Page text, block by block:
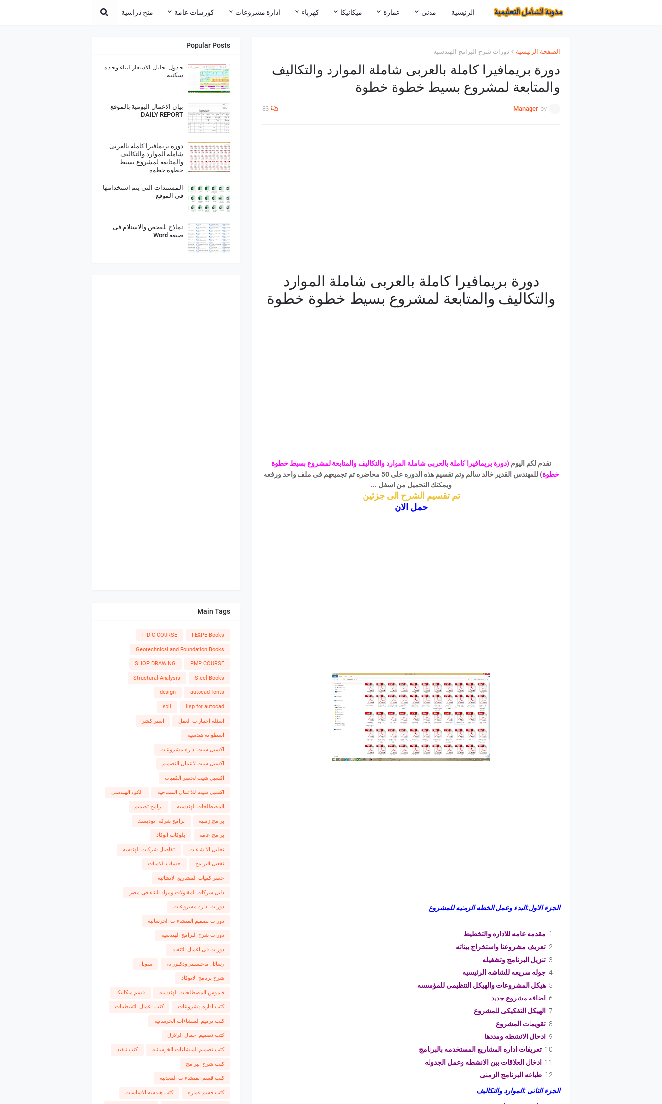
الرئيسية مدني عمارة ميكانيكا كهرباء ادارة مشروعات كورسات عامة منح دراسية
الصفحة الرئيسية دورات شرح البرامج الهندسيه
دورة بريمافيرا كاملة بالعربى شاملة الموارد والتكاليف
والمتابعة لمشروع بسيط خطوة خطوة
by
Manager
83
دورة بريمافيرا كاملة بالعربى شاملة الموارد
والتكاليف والمتابعة لمشروع بسيط خطوة خطوة
نقدم لكم اليوم(دورة بريمافيرا كاملة بالعربى شاملة الموارد والتكاليف والمتابعة لمشروع بسيط خطوة
خطوة
) للمهندس القدير خالد سالم وتم تقسيم هذه الدوره على 50 محاضره تم تجميعهم فى ملف واحد ورفعه
ويمكنك التحميل من اسفل ...
تم تقسيم الشرح الى جزئين
حمل الان
الجزء الاول:البدء وعمل الخطه الزمنيه للمشروع
مقدمه عامه للاداره والتخطيط
تعريف مشروعنا واستخراج بيناته
تنزيل البرنامج وتشغيله
جوله سريعه للشاشه الرئيسيه
هيكل المشروعات والهيكل التنظيمى للمؤسسه
اضافه مشروع جديد
الهيكل التفكيكى للمشروع
تقويمات المشروع
ادخال الانشطه ومددها
تعريفات اداره المشاريع المستخدمه بالبرنامج
ادخال العلاقات بين الانشطه وعمل الجدوله
طباعه البرنامج الزمنى
الجزء الثانى :الموارد والتكاليف
Popular Posts
جدول تحليل الاسعار لبناء وحده
سكنيه
بيان الأعمال اليومية بالموقع
DAILY REPORT
دورة بريمافيرا كاملة بالعربى
شاملة الموارد والتكاليف
والمتابعة لمشروع بسيط
خطوة خطوة
المستندات التى يتم استخدامها
فى الموقع
نماذج للفحص والاستلام فى
صيغة Word
Main Tags
FE&PE Books
FIDIC COURSE
Geotechnical and Foundation Books
PMP COURSE
SHOP DRAWING
Steel Books
Structural Analysis
autocad fonts
design
lisp for autocad
soil
اسئله اختبارات العمل استراكشر
اسطوانه هندسيه
اكسيل شيت اداره مشروعات
اكسيل شيت لاعمال التصميم
اكسيل شيت لحصر الكميات
اكسيل شيت للاعمال المساحيه الكود الهندسى
المصطلحات الهندسيه برامج تصميم
برامج زمنيه برامج شركه اتوديسك
برامج عامه بلوكات اتوكاد
تحليل الانشاءات تفاصيل شركات الهندسه
تفعيل البرامج حساب الكميات
حصر كميات المشاريع الانشائية
دليل شركات المقاولات ومواد البناء فى مصر
دورات اداره مشروعات
دورات تصميم المنشاءات الخرسانية
دورات شرح البرامج الهندسيه
دورات فى اعمال التنفيذ
رسائل ماجيستير ودكتوراه، سويل
شرح برنامج الاتوكاد
قاموس المصطلحات الهندسيه قسم ميكانيكا
كتب اداره مشروعات كتب اعمال التشطيبات
كتب ترميم المنشاءات الخرسانيه
كتب تصميم احمال الزلازل
كتب تصميم المنشاءات الخرسانيه كتب تنفيذ
كتب شرح البرامج
كتب قسم المنشاءات المعدنيه
كتب قسم عماره كتب هندسه الاساسات